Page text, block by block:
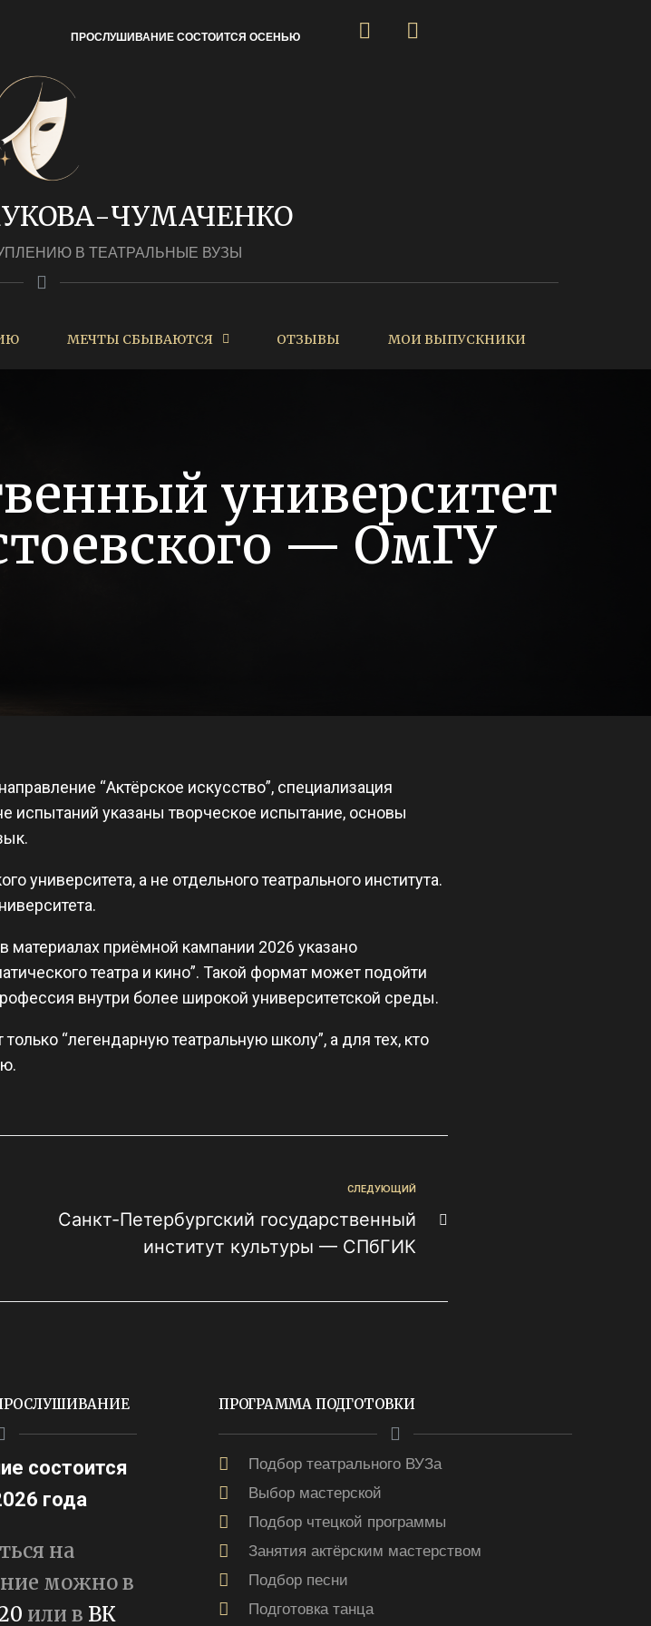
ПРОСЛУШИВАНИЕ СОСТОИТСЯ ОСЕНЬЮ
ЧУМАЧЕНКО
В ТЕАТРАЛЬНЫЕ ВУЗЫ
МЕЧТЫ СБЫВАЮТСЯ ОТЗЫВЫ МОИ ВЫПУСКНИКИ
университет
— ОмГУ
“Актёрское искусство”, специализация
испытаний указаны творческое испытание, основы
университета, а не отдельного театрального института.
материалах приёмной кампании 2026 указано
театра и кино”. Такой формат может подойти
внутри более широкой университетской среды.
“легендарную театральную школу”, а для тех, кто
СЛЕДУЮЩИЙ
Санкт-Петербургский государственный
институт культуры — СПбГИК
состоится
года
на
можно в
или в ВК
ПРОГРАММА ПОДГОТОВКИ
Подбор театрального ВУЗа
Выбор мастерской
Подбор чтецкой программы
Занятия актёрским мастерством
Подбор песни
Подготовка танца